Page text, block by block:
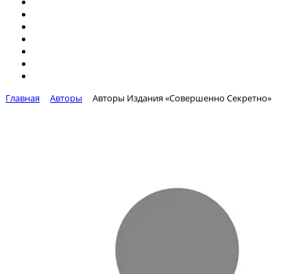
Главная Авторы Авторы Издания «Совершенно Секретно»